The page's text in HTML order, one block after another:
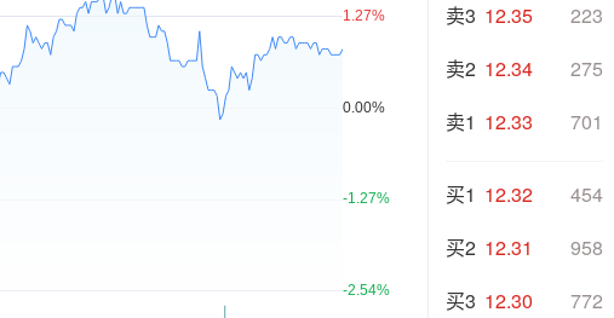
卖3 12.35
223
卖2 12.34
275
卖1 12.33 701
买1 12.32
454
买2 12.31
958
买3 12.30
772